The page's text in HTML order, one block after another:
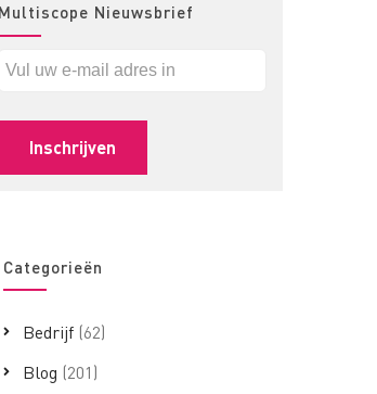
Multiscope Nieuwsbrief
Categorieën
Bedrijf (62)
Blog (201)